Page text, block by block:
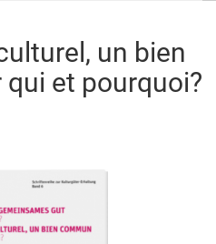
un bien
et pourquoi?